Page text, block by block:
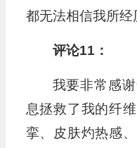
都无法相信我所经
评论11：
我要非常感
息拯救了我的纤
挛、皮肤灼热感